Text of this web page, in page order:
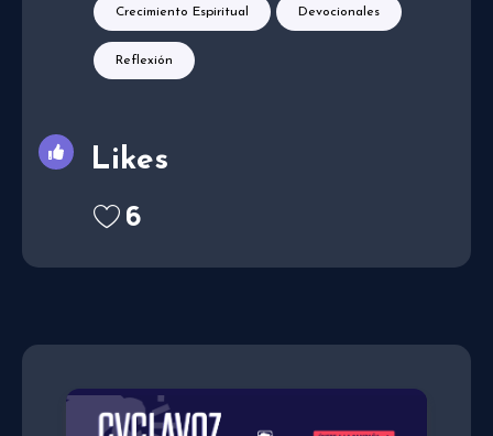
Crecimiento Espiritual Devocionales
Reflexión
Likes
6